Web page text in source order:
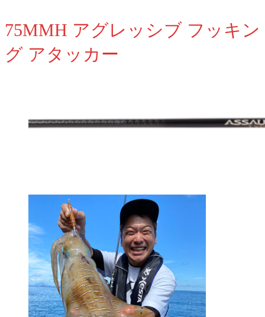
75MMH アグレッシブ フッキン
グ アタッカー